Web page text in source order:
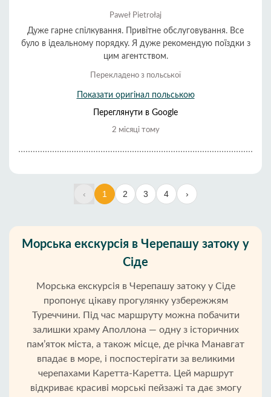
Paweł Pietrołaj
Дуже гарне спілкування. Привітне обслуговування. Все
було в ідеальному порядку. Я дуже рекомендую поїздки з
цим агентством.
Перекладено з польської
Показати оригінал польською
Переглянути в Google
2 місяці тому
‹ 1 2 3 4 ›
Морська екскурсія в Черепашу затоку у
Сіде
Морська екскурсія в Черепашу затоку у Сіде
пропонує цікаву прогулянку узбережжям
Туреччини. Під час маршруту можна побачити
залишки храму Аполлона — одну з історичних
пам’яток міста, а також місце, де річка Манавгат
впадає в море, і поспостерігати за великими
черепахами Каретта-Каретта. Цей маршрут
відкриває красиві морські пейзажі та дає змогу